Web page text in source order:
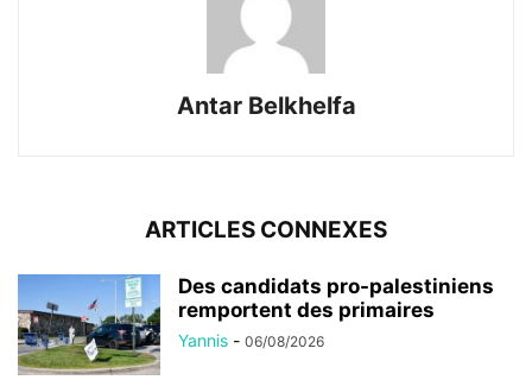
Antar Belkhelfa
ARTICLES CONNEXES
Des candidats pro-palestiniens
remportent des primaires
Yannis - 06/08/2026